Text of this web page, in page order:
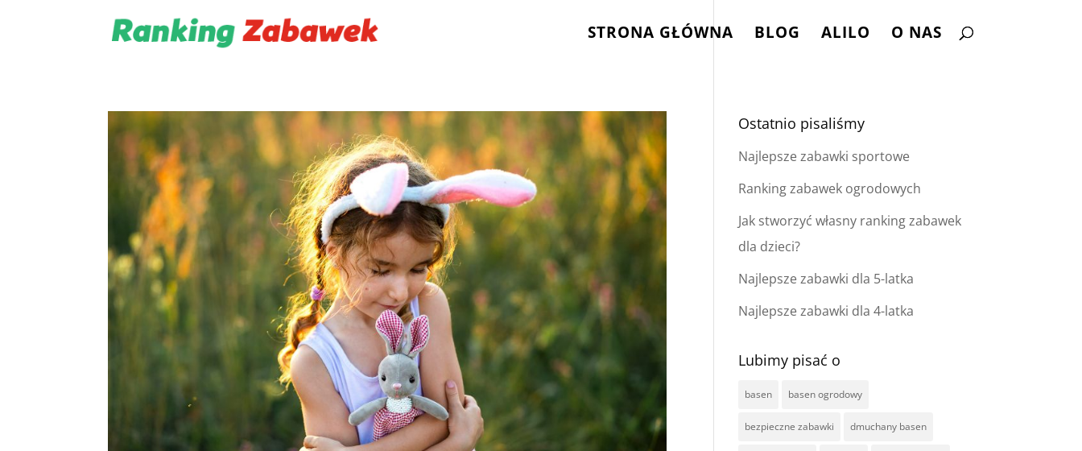
STRONA GŁÓWNA BLOG ALILO O NAS
Ostatnio pisaliśmy
Najlepsze zabawki sportowe
Ranking zabawek ogrodowych
Jak stworzyć własny ranking zabawek
dla dzieci?
Najlepsze zabawki dla 5-latka
Najlepsze zabawki dla 4-latka
Lubimy pisać o
basen basen ogrodowy
bezpieczne zabawki dmuchany basen